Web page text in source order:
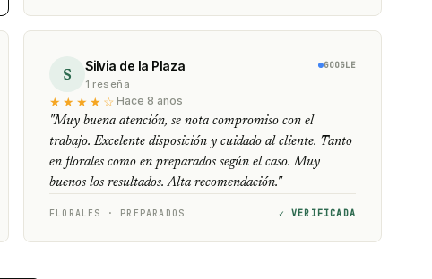
S Silvia de la Plaza
1 reseña
GOOGLE
★★★★☆ Hace 8 años
"Muy buena atención, se nota compromiso con el
trabajo. Excelente disposición y cuidado al cliente. Tanto
en florales como en preparados según el caso. Muy
buenos los resultados. Alta recomendación."
FLORALES · PREPARADOS ✓ VERIFICADA